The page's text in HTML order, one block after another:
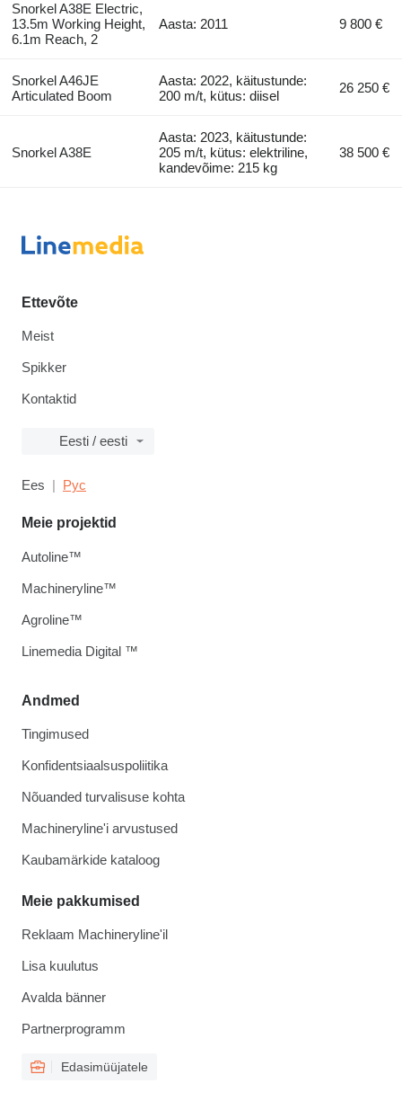
Snorkel A38E Electric,
13.5m Working Height,
6.1m Reach, 2
Aasta: 2011 9 800 €
Snorkel A46JE
Articulated Boom
Aasta: 2022, käitustunde:
200 m/t, kütus: diisel
26 250 €
Snorkel A38E
Aasta: 2023, käitustunde:
205 m/t, kütus: elektriline,
kandevõime: 215 kg
38 500 €
Ettevõte
Meist
Spikker
Kontaktid
Eesti / eesti
Ees Рус
Andmed
Tingimused
Konfidentsiaalsuspoliitika
Nõuanded turvalisuse kohta
Machineryline'i arvustused
Kaubamärkide kataloog
Meie pakkumised
Reklaam Machineryline'il
Lisa kuulutus
Avalda bänner
Partnerprogramm
Edasimüüjatele
Meie projektid
Autoline™
Machineryline™
Agroline™
Linemedia Digital ™